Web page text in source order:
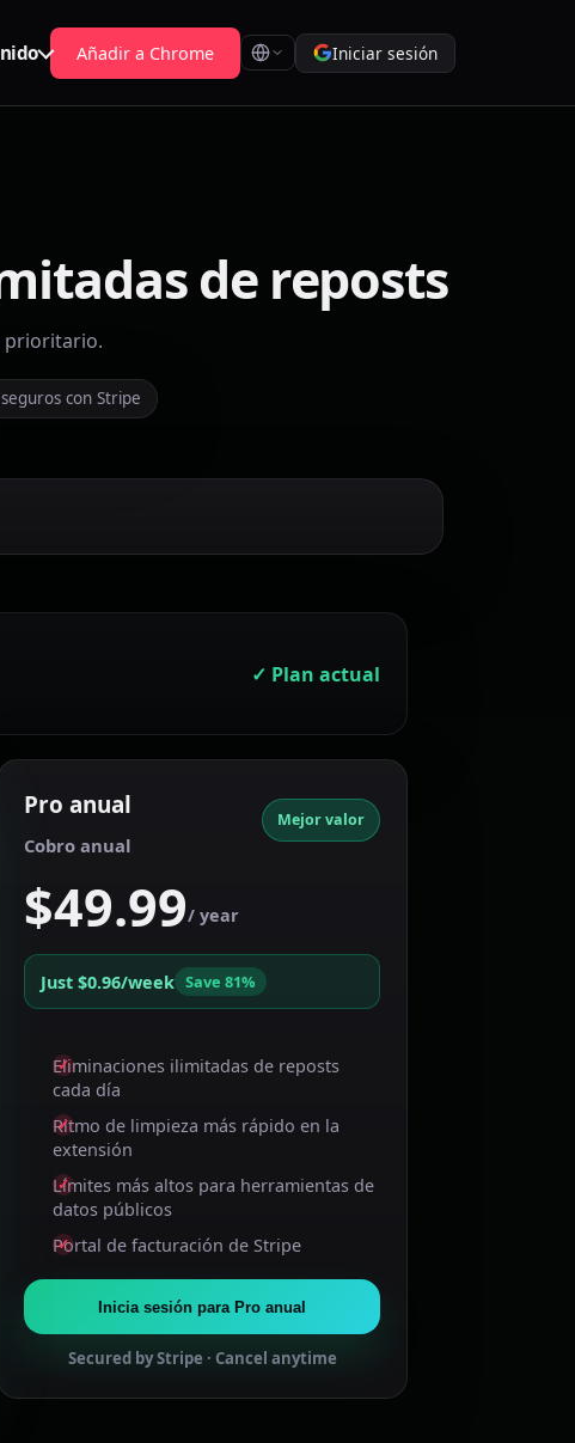
Añadir a Chrome Iniciar sesión
de reposts
prioritario.
con Stripe
✓ Plan actual
Pro anual
Cobro anual
Mejor valor
$49.99/ year
Just $0.96/week Save 81%
Eliminaciones ilimitadas de reposts
cada día
Ritmo de limpieza más rápido en la
extensión
Límites más altos para herramientas de
datos públicos
Portal de facturación de Stripe
Inicia sesión para Pro anual
Secured by Stripe · Cancel anytime